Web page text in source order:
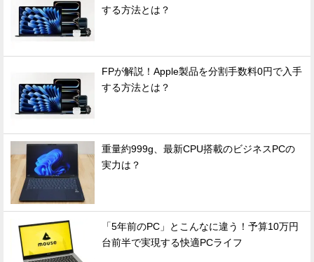
する方法とは？
FPが解説！Apple製品を分割手数料0円で入手
する方法とは？
重量約999g、最新CPU搭載のビジネスPCの
実力は？
「5年前のPC」とこんなに違う！予算10万円
台前半で実現する快適PCライフ